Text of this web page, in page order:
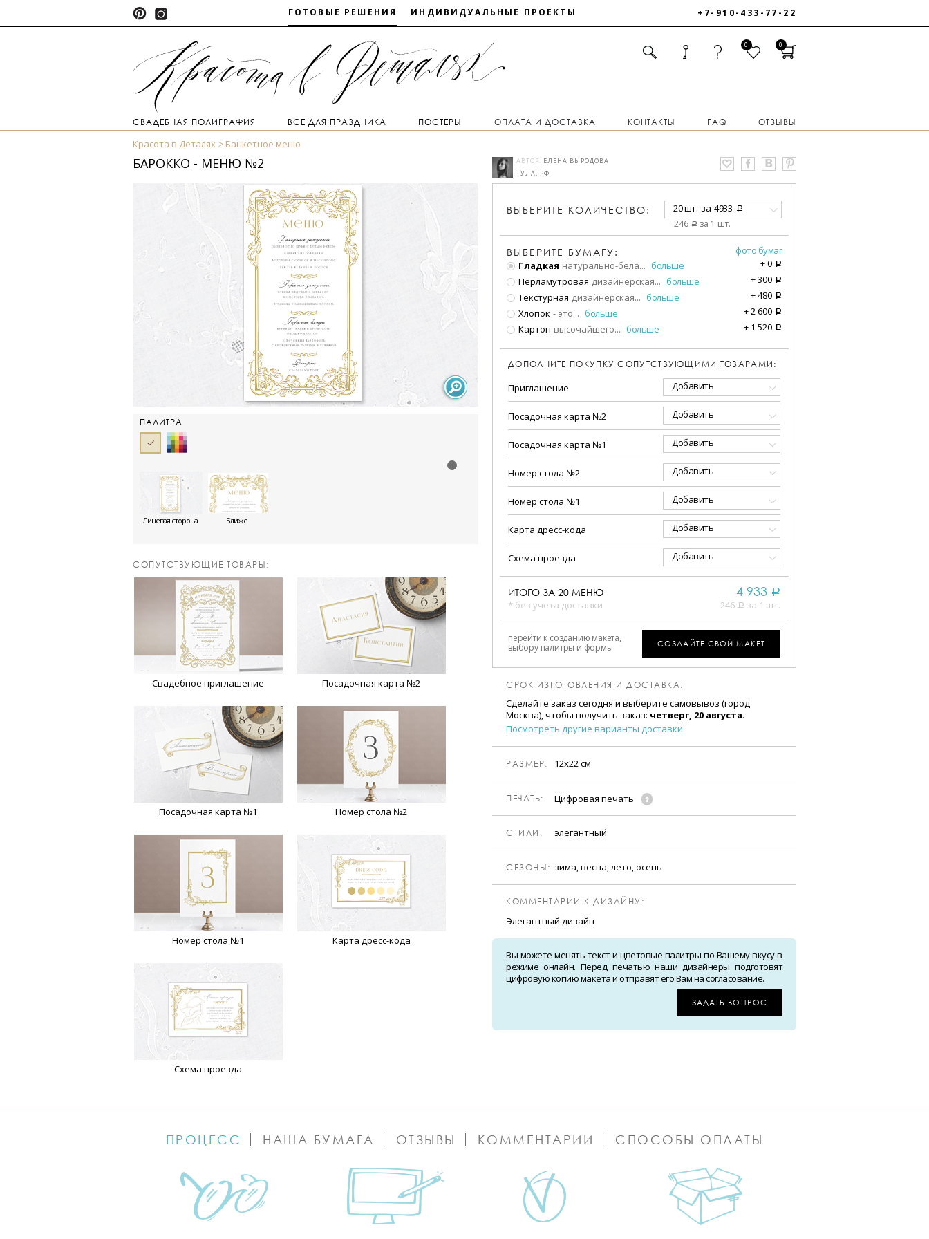
ГОТОВЫЕ РЕШЕНИЯ ИНДИВИДУАЛЬНЫЕ ПРОЕКТЫ +7-910-433-77-22
0 0
СВАДЕБНАЯ ПОЛИГРАФИЯ ВСЁ ДЛЯ ПРАЗДНИКА ПОСТЕРЫ ОПЛАТА И ДОСТАВКА КОНТАКТЫ FAQ ОТЗЫВЫ
Красота в Деталях Банкетное меню
БАРОККО - МЕНЮ №2
ПАЛИТРА
Лицевая сторона Ближе
CОПУТСТВУЮЩИЕ ТОВАРЫ:
Свадебное приглашение Посадочная карта №2
Посадочная карта №1 Номер стола №2
Номер стола №1 Карта дресс-кода
Схема проезда
АВТОР: ЕЛЕНА ВЫРОДОВА
ТУЛА, РФ
ВЫБЕРИТЕ КОЛИЧЕСТВО: 20 шт. за 4933 a
246 a за 1 шт.
ВЫБЕРИТЕ БУМАГУ:
фото бумаг
Гладкая натурально-бела... больше +0 a
Перламутровая дизайнерская... больше +300 a
Текстурная дизайнерская... больше +480 a
Хлопок - это... больше +2 600 a
Картон высочайшего... больше + 1 520 a
ДОПОЛНИТЕ ПОКУПКУ СОПУТСТВУЮЩИМИ ТОВАРАМИ:
Приглашение Добавить
Посадочная карта №2 Добавить
Посадочная карта №1 Добавить
Номер стола №2 Добавить
Номер стола №1 Добавить
Карта дресс-кода Добавить
Схема проезда Добавить
ИТОГО ЗА 20 МЕНЮ
* без учета доставки
4 933 a
246 a за 1 шт.
перейти к созданию макета,
выбору палитры и формы
СОЗДАЙТЕ СВОЙ МАКЕТ
СРОК ИЗГОТОВЛЕНИЯ И ДОСТАВКА:
Сделайте заказ сегодня и выберите самовывоз (город
Москва), чтобы получить заказ: четверг, 20 августа.
Посмотреть другие варианты доставки
РАЗМЕР: 12х22 см
ПЕЧАТЬ: Цифровая печать
CТИЛИ: элегантный
CЕЗОНЫ: зима, весна, лето, осень
КОММЕНТАРИИ К ДИЗАЙНУ:
Элегантный дизайн
Вы можете менять текст и цветовые палитры по Вашему вкусу в
режиме онлайн. Перед печатью наши дизайнеры подготовят
цифровую копию макета и отправят его Вам на согласование.
ЗАДАТЬ ВОПРОС
ПРОЦЕСС НАША БУМАГА ОТЗЫВЫ КОММЕНТАРИИ СПОСОБЫ ОПЛАТЫ